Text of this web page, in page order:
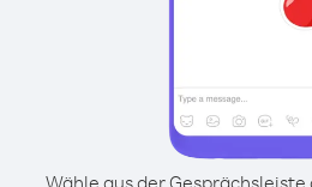
Wähle aus der Gesprächsleiste